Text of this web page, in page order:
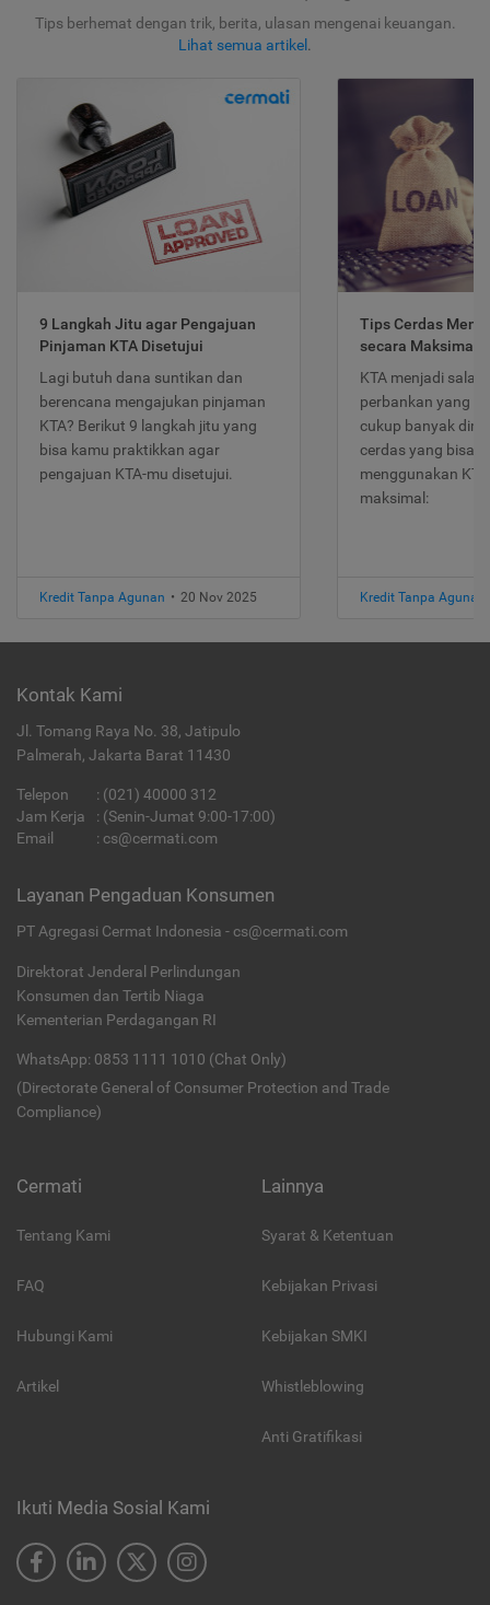
Tips berhemat dengan trik, berita, ulasan mengenai keuangan.
Lihat semua artikel .
9 Langkah Jitu agar Pengajuan
Pinjaman KTA Disetujui
Lagi butuh dana suntikan dan
berencana mengajukan pinjaman
KTA? Berikut 9 langkah jitu yang
bisa kamu praktikkan agar
pengajuan KTA-mu disetujui.
Kredit Tanpa Agunan • 20 Nov 2025
Tips Cerdas
secara Maksimal
KTA menjadi
perbankan yang
cukup banyak
cerdas yang bisa
menggunakan
maksimal:
Kredit Tanpa Agunan
Kontak Kami
Jl. Tomang Raya No. 38, Jatipulo
Palmerah, Jakarta Barat 11430
Telepon : (021) 40000 312
Jam Kerja
: (Senin-Jumat 9:00-17:00)
Email
: cs@cermati.com
Layanan Pengaduan Konsumen
PT Agregasi Cermat Indonesia - cs@cermati.com
Direktorat Jenderal Perlindungan
Konsumen dan Tertib Niaga
Kementerian Perdagangan RI
WhatsApp: 0853 1111 1010 (Chat Only)
(Directorate General of Consumer Protection and Trade
Compliance)
Cermati
Tentang Kami
FAQ
Hubungi Kami
Artikel
Lainnya
Syarat & Ketentuan
Kebijakan Privasi
Kebijakan SMKI
Whistleblowing
Anti Gratifikasi
Ikuti Media Sosial Kami